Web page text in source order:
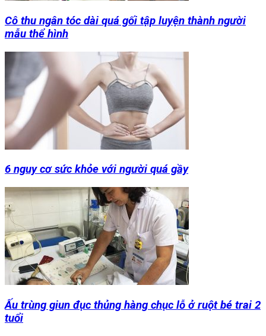
Cô thu ngân tóc dài quá gối tập luyện thành người
mẫu thể hình
6 nguy cơ sức khỏe với người quá gầy
Ấu trùng giun đục thủng hàng chục lỗ ở ruột bé trai 2
tuổi